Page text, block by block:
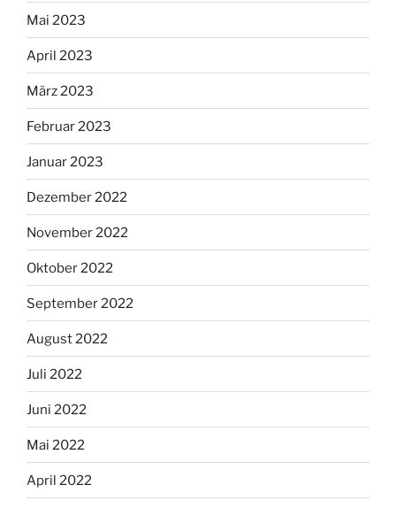
Mai 2023
April 2023
März 2023
Februar 2023
Januar 2023
Dezember 2022
November 2022
Oktober 2022
September 2022
August 2022
Juli 2022
Juni 2022
Mai 2022
April 2022